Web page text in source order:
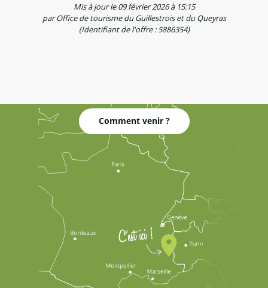
Mis à jour le 09 février 2026 à 15:15
par Office de tourisme du Guillestrois et du Queyras
(Identifiant de l'offre :5886354)
Comment venir ?